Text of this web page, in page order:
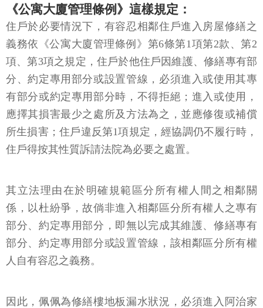
《公寓大廈管理條例》這樣規定：
住戶於必要情況下，有容忍相鄰住戶進入房屋修繕之
義務依《公寓大廈管理條例》第6條第1項第2款、第2
項、第3項之規定，住戶於他住戶因維護、修繕專有部
分、約定專用部分或設置管線，必須進入或使用其專
有部分或約定專用部分時，不得拒絕；進入或使用，
應擇其損害最少之處所及方法為之，並應修復或補償
所生損害；住戶違反第1項規定，經協調仍不履行時，
住戶得按其性質訴請法院為必要之處置。
其立法理由在於明確規範區分所有權人間之相鄰關
係，以杜紛爭，故倘非進入相鄰區分所有權人之專有
部分、約定專用部分，即無以完成其維護、修繕專有
部分、約定專用部分或設置管線，該相鄰區分所有權
人自有容忍之義務。
因此，佩佩為修繕樓地板漏水狀況，必須進入阿治家